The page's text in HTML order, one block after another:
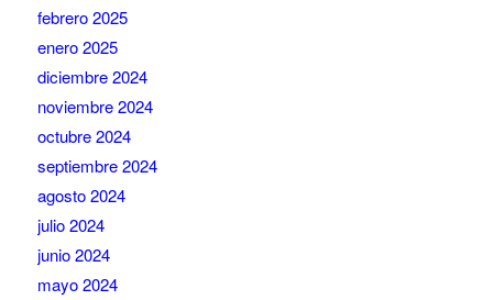
febrero 2025
enero 2025
diciembre 2024
noviembre 2024
octubre 2024
septiembre 2024
agosto 2024
julio 2024
junio 2024
mayo 2024